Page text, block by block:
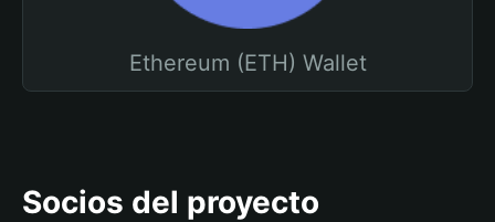
Ethereum (ETH) Wallet
Socios del proyecto